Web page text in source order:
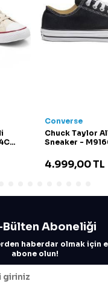
Converse
Chuck Taylor
Sneaker -
4.999,00TL
Bülten Aboneliği
haberdar olmak için
abone olun!